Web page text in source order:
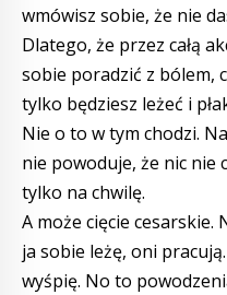
wmówisz sobie, że nie
Dlatego, że przez całą
sobie poradzić z bólem,
tylko będziesz leżeć i
Nie o to w tym chodzi.
nie powoduje, że nic nie
tylko na chwilę.
A może cięcie cesarskie.
ja sobie leżę, oni
wyśpię. No to